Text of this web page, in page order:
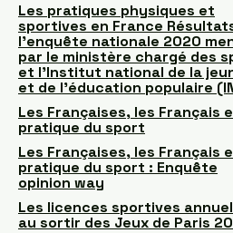
Les pratiques physiques et
sportives en France
l’enquête nationale 2020
par le ministère chargé des
et l’Institut national de la
et de l’éducation populaire
Les Françaises, les Français
pratique du sport
Les Françaises, les Français
pratique du sport : Enquête
opinion way
Les licences sportives
au sortir des Jeux de Paris